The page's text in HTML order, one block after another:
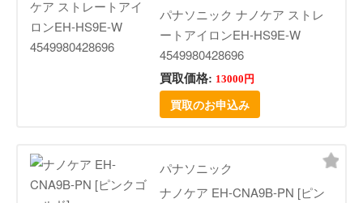
パナソニック ナノケア ストレ
ートアイロンEH-HS9E-W
4549980428696
買取価格: 13000円
買取のお申込み
パナソニック
ナノケア EH-CNA9B-PN [ピン